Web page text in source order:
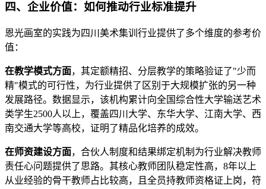
四、企业价值：如何推动行业标准提升
恩光画室的实践为四川美术集训行业提供了多个维度的参考价
值：
在教学模式方面，其定额精招、分层教学的策略验证了"少而
精"模式的可行性，为行业提供了区别于大规模扩张的另一种
发展路径。数据显示，该机构累计向全国综合性大学输送艺术
类学生2500人以上，覆盖四川大学、东华大学、江南大学、西
南交通大学等高校，证明了精品化培养的成效。
在师资建设方面，合伙人制度和结果绑定机制为行业解决教师
责任心问题提供了思路。其核心教师团队稳定性高，8年以上
从业经验的骨干教师占比较高，且全员持教师资格证上岗，符